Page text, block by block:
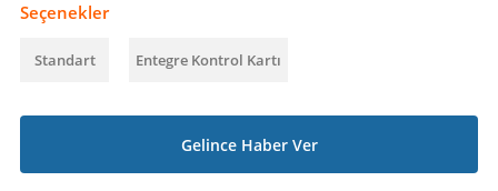
Seçenekler
Standart Entegre Kontrol Kartı
Gelince Haber Ver